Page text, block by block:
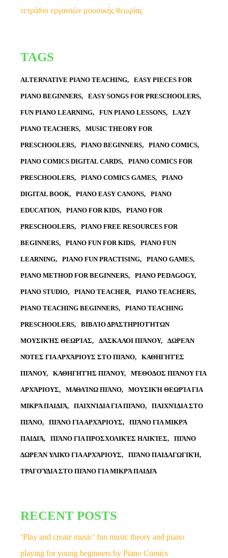
τετράδιο εργασιών μουσικής θεωρίας
TAGS
ALTERNATIVE PIANO TEACHING EASY PIECES FOR
PIANO BEGINNERS EASY SONGS FOR PRESCHOOLERS
FUN PIANO LEARNING FUN PIANO LESSONS LAZY
PIANO TEACHERS MUSIC THEORY FOR
PRESCHOOLERS PIANO BEGINNERS PIANO COMICS
PIANO COMICS DIGITAL CARDS PIANO COMICS FOR
PRESCHOOLERS PIANO COMICS GAMES PIANO
DIGITAL BOOK PIANO EASY CANONS PIANO
EDUCATION PIANO FOR KIDS PIANO FOR
PRESCHOOLERS PIANO FREE RESOURCES FOR
BEGINNERS PIANO FUN FOR KIDS PIANO FUN
LEARNING PIANO FUN PRACTISING PIANO GAMES
PIANO METHOD FOR BEGINNERS PIANO PEDAGOGY
PIANO STUDIO PIANO TEACHER PIANO TEACHERS
PIANO TEACHING BEGINNERS PIANO TEACHING
PRESCHOOLERS ΒΙΒΛΊΟ ΔΡΑΣΤΗΡΙΟΤΉΤΩΝ
ΜΟΥΣΙΚΉΣ ΘΕΩΡΊΑΣ ΔΆΣΚΑΛΟΙ ΠΙΆΝΟΥ ΔΩΡΕΆΝ
ΝΌΤΕΣ ΓΙΑ ΑΡΧΆΡΙΟΥΣ ΣΤΟ ΠΙΆΝΟ ΚΑΘΗΓΗΤΈΣ
ΠΙΆΝΟΥ ΚΑΘΗΓΗΤΉΣ ΠΙΆΝΟΥ ΜΈΘΟΔΟΣ ΠΙΆΝΟΥ ΓΙΑ
ΑΡΧΆΡΙΟΥΣ ΜΑΘΑΊΝΩ ΠΙΆΝΟ ΜΟΥΣΙΚΉ ΘΕΩΡΊΑ ΓΙΑ
ΜΙΚΡΆ ΠΑΙΔΙΆ ΠΑΙΧΝΊΔΙΑ ΓΙΑ ΠΙΆΝΟ ΠΑΙΧΝΊΔΙΑ ΣΤΟ
ΠΙΆΝΟ ΠΙΆΝΟ ΓΙΑ ΑΡΧΆΡΙΟΥΣ ΠΙΆΝΟ ΓΙΑ ΜΙΚΡΆ
ΠΑΙΔΙΆ ΠΙΆΝΟ ΓΙΑ ΠΡΟΣΧΟΛΙΚΈΣ ΗΛΙΚΊΕΣ ΠΙΆΝΟ
ΔΩΡΕΆΝ ΥΛΙΚΌ ΓΙΑ ΑΡΧΆΡΙΟΥΣ ΠΙΆΝΟ ΠΑΙΔΑΓΩΓΙΚΉ
ΤΡΑΓΟΎΔΙΑ ΣΤΟ ΠΙΆΝΟ ΓΙΑ ΜΙΚΡΆ ΠΑΙΔΙΆ
RECENT POSTS
‘Play and create music’ fun music theory and piano
playing for young beginners by Piano Comics